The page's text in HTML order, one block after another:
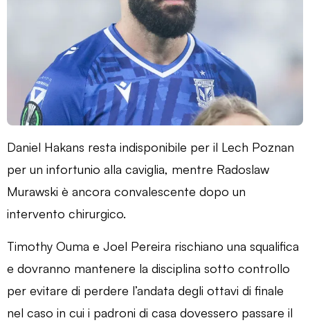
Daniel Hakans resta indisponibile per il Lech Poznan
per un infortunio alla caviglia, mentre Radoslaw
Murawski è ancora convalescente dopo un
intervento chirurgico.
Timothy Ouma e Joel Pereira rischiano una squalifica
e dovranno mantenere la disciplina sotto controllo
per evitare di perdere l’andata degli ottavi di finale
nel caso in cui i padroni di casa dovessero passare il